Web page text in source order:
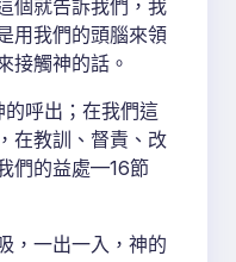
個就告訴我們，我
用我們的頭腦來領
接觸神的話。
呼出；在我們這
在教訓、督責、改
們的益處—16節
，一出一入，神的